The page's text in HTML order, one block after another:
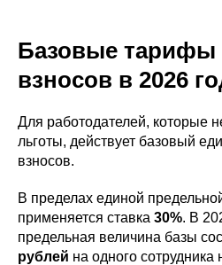
Базовые тарифы
взносов в 2026
Для работодателей, которые
льготы, действует базовый
взносов.
В пределах единой
применяется ставка 30%. В
предельная величина базы
рублей на одного